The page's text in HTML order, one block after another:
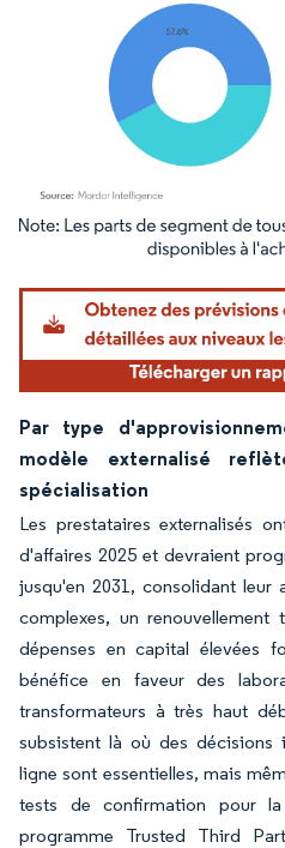
Image © Mordor Intelligence. La
Par type
modèle externalisé
spécialisation
Les prestataires externalisés
d'affaires 2025 et devraient
jusqu'en 2031, consolidant leur
complexes, un
dépenses en capital élevées
bénéfice en faveur des
transformateurs à très haut
subsistent là où des décisions
ligne sont essentielles, mais
tests de confirmation pour
programme Trusted Third